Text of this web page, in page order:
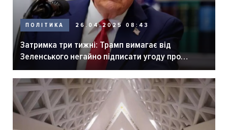
ПОЛІТИКА 26.04.2025 08:43
Затримка три тижні: Трамп вимагає від
Зеленського негайно підписати угоду про
рідкісноземи